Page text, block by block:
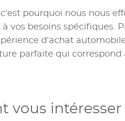
c'est pourquoi nous nous
vos besoins spécifiques.
d'achat
parfaite qui correspond
vous intéresser